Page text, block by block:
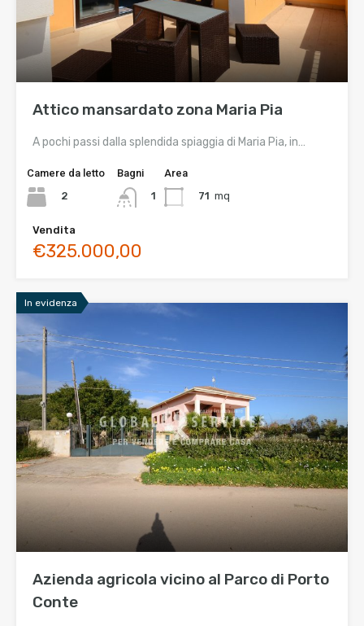
Attico mansardato zona Maria Pia
A pochi passi dalla splendida spiaggia di Maria Pia, in…
Camere da letto
2
Bagni
1
Area
71 mq
Vendita
€325.000,00
In evidenza
Azienda agricola vicino al Parco di Porto
Conte